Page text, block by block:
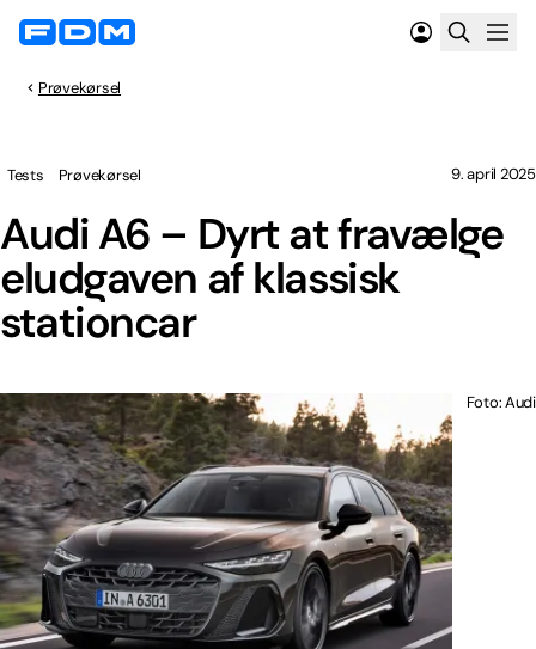
Prøvekørsel
Audi A6 – Dyrt at fravælge
eludgaven af klassisk
stationcar
Tests Prøvekørsel 9. april 2025
Foto: Audi